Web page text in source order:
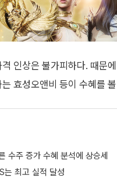
인상은 불가피하다. 때문
효성오앤비 등이 수혜를
수주 증가 수혜 분석에 상승세
최고 실적 달성